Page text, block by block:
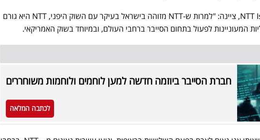
נועה אשר, מנכ"לית NTT Israel, ציינה: "למרות ש-NTT מזוהה בישראל בעיקר עם השוק היפני, NTT היא גורם
המעוניינות לפעול בתחום הסייבר ברחבי העולם, ובמיוחד בשוק האמריקאי.
חברת הסייבר ביוזמה חדשה למען לוחמים ולוחמות משוחררים
לכתבה המלאה